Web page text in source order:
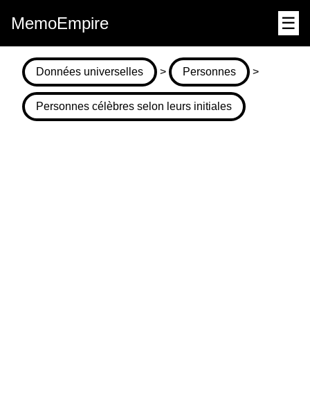
MemoEmpire ☰
Données universelles > Personnes >
Personnes célèbres selon leurs initiales